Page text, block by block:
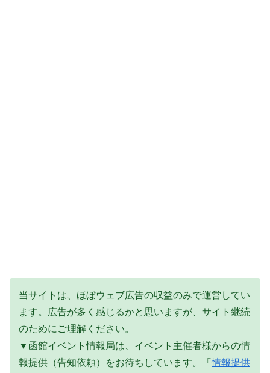
当サイトは、ほぼウェブ広告の収益のみで運営してい
ます。広告が多く感じるかと思いますが、サイト継続
のためにご理解ください。
▼函館イベント情報局は、イベント主催者様からの情
報提供（告知依頼）をお待ちしています。「情報提供